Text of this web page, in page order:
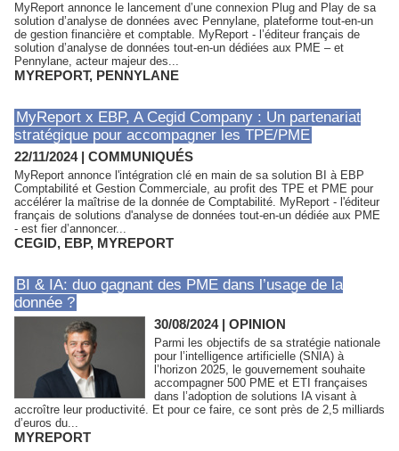
MyReport annonce le lancement d’une connexion Plug and Play de sa
solution d’analyse de données avec Pennylane, plateforme tout-en-un
de gestion financière et comptable. MyReport - l’éditeur français de
solution d’analyse de données tout-en-un dédiées aux PME – et
Pennylane, acteur majeur des...
MYREPORT, PENNYLANE
MyReport x EBP, A Cegid Company : Un partenariat
stratégique pour accompagner les TPE/PME
22/11/2024| COMMUNIQUÉS
MyReport annonce l'intégration clé en main de sa solution BI à EBP
Comptabilité et Gestion Commerciale, au profit des TPE et PME pour
accélérer la maîtrise de la donnée de Comptabilité. MyReport - l'éditeur
français de solutions d'analyse de données tout-en-un dédiée aux PME
- est fier d’annoncer...
CEGID, EBP, MYREPORT
BI & IA: duo gagnant des PME dans l’usage de la
donnée ?
30/08/2024| OPINION
Parmi les objectifs de sa stratégie nationale
pour l’intelligence artificielle (SNIA) à
l’horizon 2025, le gouvernement souhaite
accompagner 500 PME et ETI françaises
dans l’adoption de solutions IA visant à
accroître leur productivité. Et pour ce faire, ce sont près de 2,5 milliards
d’euros du...
MYREPORT